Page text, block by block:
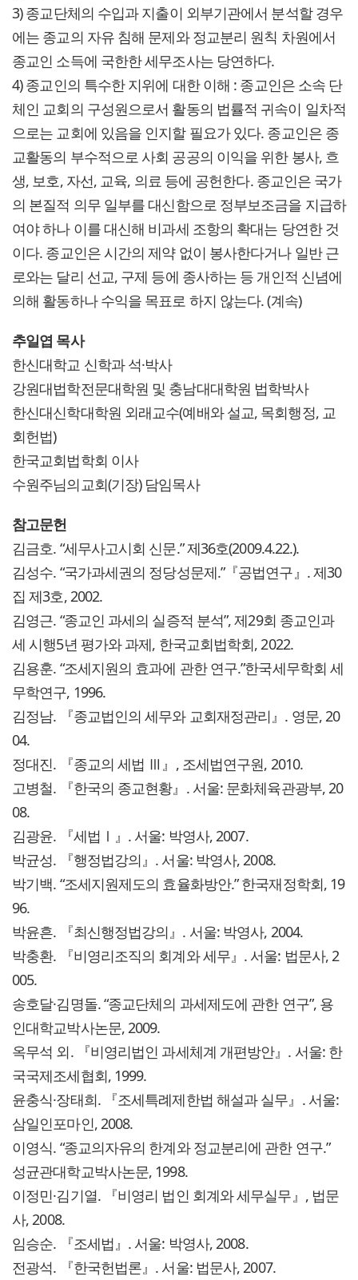
3) 종교단체의 수입과 지출이 외부기관에서 분석할 경우
에는 종교의 자유 침해 문제와 정교분리 원칙 차원에서
종교인 소득에 국한한 세무조사는 당연하다.
4) 종교인의 특수한 지위에 대한 이해 : 종교인은 소속 단
체인 교회의 구성원으로서 활동의 법률적 귀속이 일차적
으로는 교회에 있음을 인지할 필요가 있다. 종교인은 종
교활동의 부수적으로 사회 공공의 이익을 위한 봉사, 흐
생, 보호, 자선, 교육, 의료 등에 공헌한다. 종교인은 국가
의 본질적 의무 일부를 대신함으로 정부보조금을 지급하
여야 하나 이를 대신해 비과세 조항의 확대는 당연한 것
이다. 종교인은 시간의 제약 없이 봉사한다거나 일반 근
로와는 달리 선교, 구제 등에 종사하는 등 개인적 신념에
의해 활동하나 수익을 목표로 하지 않는다. (계속)
추일엽 목사
한신대학교 신학과 석·박사
강원대법학전문대학원 및 충남대대학원 법학박사
한신대신학대학원 외래교수(예배와 설교, 목회행정, 교
회헌법)
한국교회법학회 이사
수원주님의교회(기장) 담임목사
참고문헌
김금호. “세무사고시회 신문.” 제36호(2009.4.22.).
김성수. “국가과세권의 정당성문제.”『공법연구』. 제30
집 제3호, 2002.
김영근. “종교인 과세의 실증적 분석”, 제29회 종교인과
세 시행5년 평가와 과제, 한국교회법학회, 2022.
김용훈. “조세지원의 효과에 관한 연구.”한국세무학회 세
무학연구, 1996.
김정남. 『종교법인의 세무와 교회재정관리』. 영문, 20
04.
정대진. 『종교의 세법 Ⅲ』, 조세법연구원, 2010.
고병철. 『한국의 종교현황』. 서울: 문화체육관광부, 20
08.
김광윤. 『세법Ⅰ』. 서울: 박영사, 2007.
박균성. 『행정법강의』. 서울: 박영사, 2008.
박기백. “조세지원제도의 효율화방안.” 한국재정학회, 19
96.
박윤흔. 『최신행정법강의』. 서울: 박영사, 2004.
박충환. 『비영리조직의 회계와 세무』. 서울: 법문사, 2
005.
송호달·김명돌. “종교단체의 과세제도에 관한 연구”, 용
인대학교박사논문, 2009.
옥무석 외. 『비영리법인 과세체계 개편방안』. 서울: 한
국국제조세협회, 1999.
윤충식·장태희. 『조세특례제한법 해설과 실무』. 서울:
삼일인포마인, 2008.
이영식. “종교의자유의 한계와 정교분리에 관한 연구.”
성균관대학교박사논문, 1998.
이정민·김기열. 『비영리 법인 회계와 세무실무』, 법문
사, 2008.
임승순. 『조세법』. 서울: 박영사, 2008.
전광석. 『한국헌법론』. 서울: 법문사, 2007.